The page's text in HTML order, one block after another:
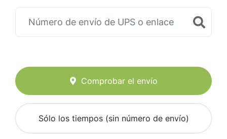
Comprobar el envío
Sólo los tiempos (sin número de envío)